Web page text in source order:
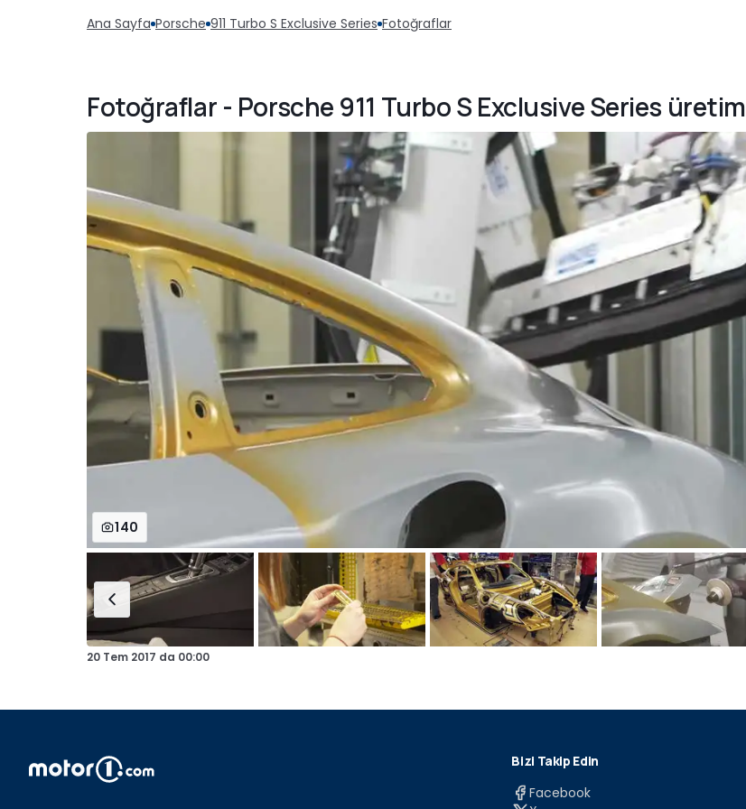
Ana Sayfa Porsche 911 Turbo S Exclusive Series Fotoğraflar
Fotoğraflar - Porsche 911 Turbo S Exclusive Series üretim
140
20 Tem 2017 da 00:00
Bizi Takip Edin
Facebook